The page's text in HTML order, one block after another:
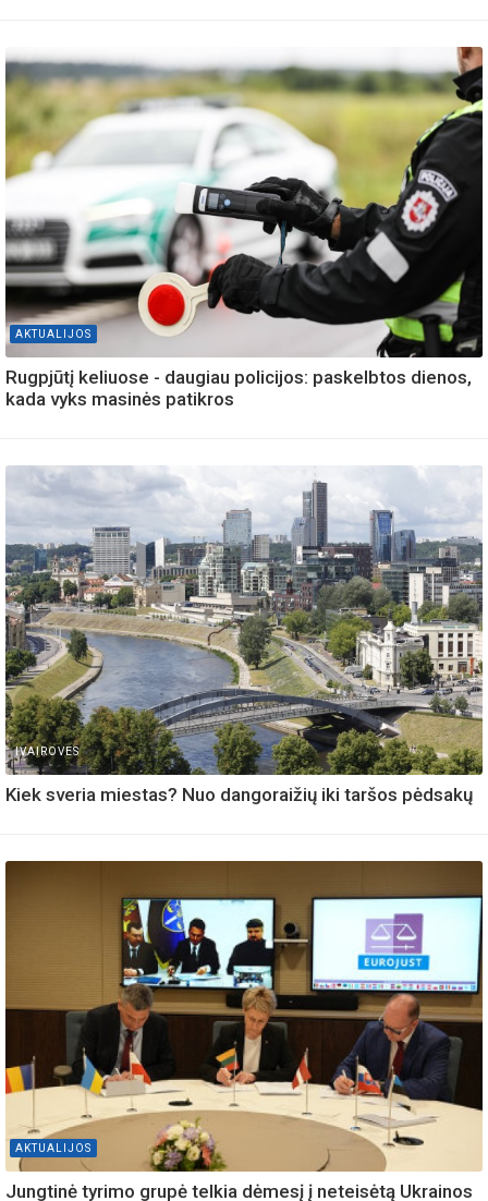
AKTUALIJOS
Rugpjūtį keliuose - daugiau policijos: paskelbtos dienos,
kada vyks masinės patikros
IVAIROVES
Kiek sveria miestas? Nuo dangoraižių iki taršos pėdsakų
AKTUALIJOS
Jungtinė tyrimo grupė telkia dėmesį į neteisėtą Ukrainos